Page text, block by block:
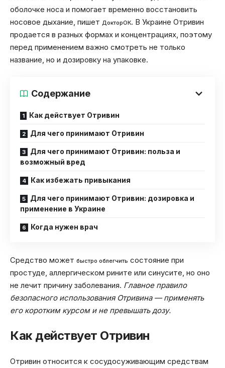
оболочке носа и помогает временно восстановить
носовое дыхание, пишет ДокторОК. В Украине Отривин
продается в разных формах и концентрациях, поэтому
перед применением важно смотреть не только
название, но и дозировку на упаковке.
Содержание
Как действует Отривин
Для чего принимают Отривин
Для чего принимают Отривин: польза и
возможный вред
Как избежать привыкания
Для чего принимают Отривин: дозировка и
применение в Украине
Когда нужен врач
Средство может быстро облегчить состояние при
простуде, аллергическом рините или синусите, но оно
не лечит причину заболевания. Главное правило
безопасного использования Отривина — применять
его коротким курсом и не превышать дозу.
Как действует Отривин
Отривин относится к сосудосуживающим средствам